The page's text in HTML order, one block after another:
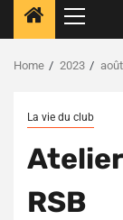
Menu
Home 2023 août
La vie du club
RSB